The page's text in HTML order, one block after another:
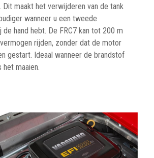
maakt het verwijderen van de tank
wanneer u een tweede
hand hebt. De FRC7 kan tot 200 m
rijden, zonder dat de motor
gestart. Ideaal wanneer de brandstof
maaien.